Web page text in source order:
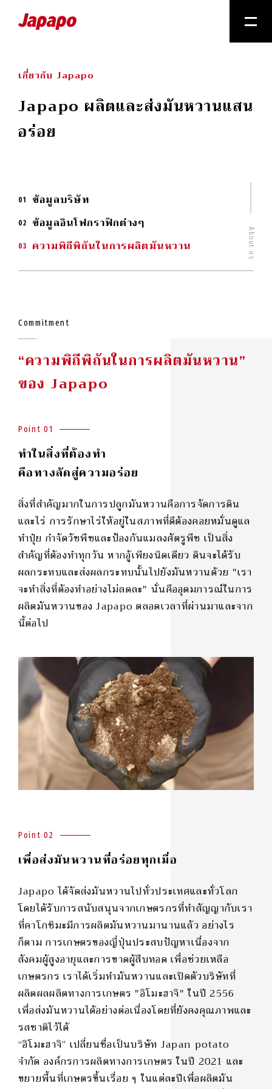
เกี่ยวกับ Japapo
Japapo ผลิตและส่งมันหวานแสน
อร่อย
About us
ข้อมูลบริษัท
ข้อมูลอินโฟกราฟิกต่างๆ
ความพิถีพิถันในการผลิตมันหวาน
Commitment
“ความพิถีพิถันในการผลิตมันหวาน”
ของ Japapo
Point 01
ทำในสิ่งที่ต้องทำ
คือทางลัดสู่ความอร่อย
สิ่งที่สำคัญมากในการปลูกมันหวานคือการจัดการดิน
และไร่ การรักษาไร่ให้อยู่ในสภาพที่ดีต้องคอยหมั่นดูแล
ทำปุ๋ย กำจัดวัชพืชและป้องกันแมลงศัตรูพืช เป็นสิ่ง
สำคัญที่ต้องทำทุกวัน หากอู้เพียงนิดเดียว ดินจะได้รับ
ผลกระทบและส่งผลกระทบนั้นไปยังมันหวานด้วย "เรา
จะทำสิ่งที่ต้องทำอย่างไม่ลดละ" นั่นคืออุดมการณ์ในการ
ผลิตมันหวานของ Japapo ตลอดเวลาที่ผ่านมาและจาก
นี้ต่อไป
Point 02
เพื่อส่งมันหวานที่อร่อยทุกเมื่อ
Japapo ได้จัดส่งมันหวานไปทั่วประเทศและทั่วโลก
โดยได้รับการสนับสนุนจากเกษตรกรที่ทำสัญญากับเรา
ที่คาโกชิมะมีการผลิตมันหวานมานานแล้ว อย่างไร
ก็ตาม การเกษตรของญี่ปุ่นประสบปัญหาเนื่องจาก
สังคมผู้สูงอายุและการขาดผู้สืบทอด เพื่อช่วยเหลือ
เกษตรกร เราได้เริ่มทำมันหวานและเปิดตัวบริษัทที่
ผลิตผลผลิตทางการเกษตร "อิโมะฮาจิ" ในปี 2556
เพื่อส่งมันหวานได้อย่างต่อเนื่องโดยที่ยังคงคุณภาพและ
รสชาติไว้ได้
“อิโมะฮาจิ” เปลี่ยนชื่อเป็นบริษัท Japan potato
จำกัด องค์กรการผลิตทางการเกษตร ในปี 2021 และ
ขยายพื้นที่เกษตรขึ้นเรื่อย ๆ ในแต่ละปีเพื่อผลิตมัน